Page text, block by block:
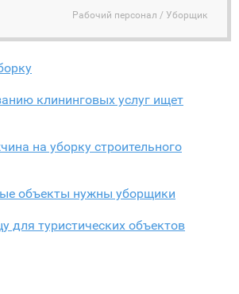
Рабочий персонал / Уборщик
клининговых услуг ищет
на уборку строительного
объекты нужны уборщики
для туристических объектов